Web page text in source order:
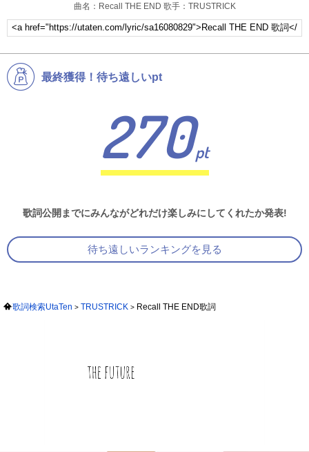
曲名：Recall THE END 歌手：TRUSTRICK
最終獲得！待ち遠しいpt
270pt
歌詞公開までにみんながどれだけ楽しみにしてくれたか発表!
待ち遠しいランキングを見る
歌詞検索UtaTen TRUSTRICK Recall THE END歌詞